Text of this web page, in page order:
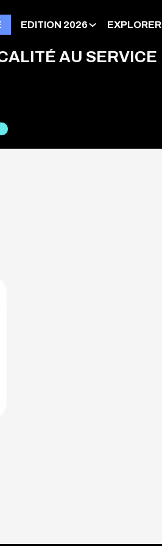
EDITION 2026 EXPLORER
AU SERVICE